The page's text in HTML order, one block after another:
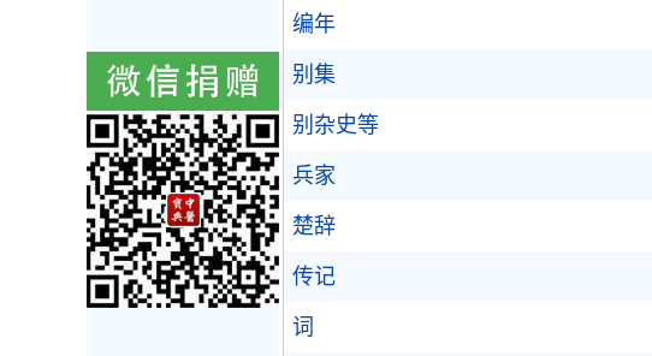
编年
别集
别杂史等
兵家
楚辞
传记
词